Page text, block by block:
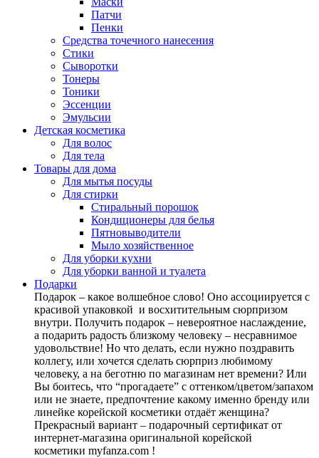
Патчи
Пенки
Средства точечного нанесения
Стики
Сыворотки
Тонеры
Тоники
Эссенции
Эмульсии
Детская косметика
Для волос
Для тела
Товары для дома
Для мытья посуды
Для стирки
Стиральный порошок
Кондиционеры для белья
Пятновыводители
Мыло хозяйственное
Для уборки кухни
Для уборки ванной и туалета
Подарки
Подарок – какое волшебное слово! Оно ассоциируется с
красивой упаковкой и восхитительным сюрпризом
внутри. Получить подарок – невероятное наслаждение,
а подарить радость близкому человеку – несравнимое
удовольствие! Но что делать, если нужно поздравить
коллегу, или хочется сделать сюрприз любимому
человеку, а на беготню по магазинам нет времени? Или
Вы боитесь, что “прогадаете” с оттенком/цветом/запахом
или не знаете, предпочтение какому именно бренду или
линейке корейской косметики отдаёт женщина?
Прекрасный вариант – подарочный сертификат от
интернет-магазина оригинальной корейской
косметики myfanza.com !